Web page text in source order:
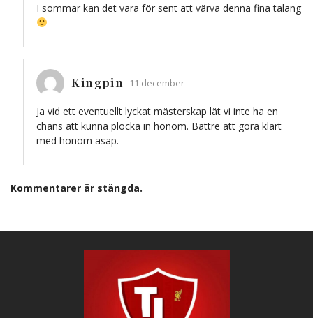
I sommar kan det vara för sent att värva denna fina talang
Kingpin 11 december
Ja vid ett eventuellt lyckat mästerskap lät vi inte ha en
chans att kunna plocka in honom. Bättre att göra klart
med honom asap.
Kommentarer är stängda.